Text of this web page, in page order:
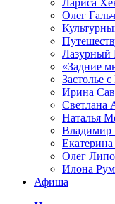
Олег
Лазурный
«Задние
Застолье
Ирина
Светлана
Наталья
Владимир
Екатерина
Олег
Илона
Афиша